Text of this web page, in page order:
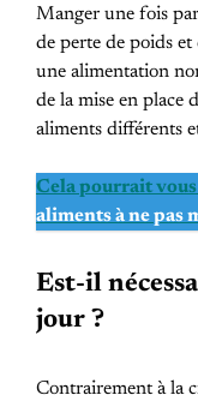
Manger une fois
de perte de poids
une alimentation
de la mise en place
aliments différents
Cela pourrait
aliments à ne pas
Est-il
jour ?
Contrairement à la